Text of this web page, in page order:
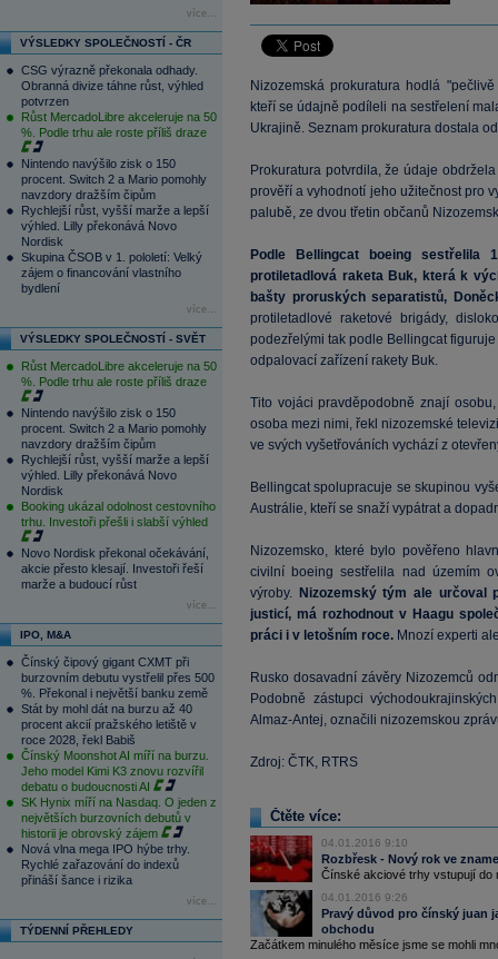
více...
VÝSLEDKY SPOLEČNOSTÍ - ČR
CSG výrazně překonala odhady.
Obranná divize táhne růst, výhled
potvrzen
Růst MercadoLibre akceleruje na 50
%. Podle trhu ale roste příliš draze
Nintendo navýšilo zisk o 150
procent. Switch 2 a Mario pomohly
navzdory dražším čipům
Rychlejší růst, vyšší marže a lepší
výhled. Lilly překonává Novo
Nordisk
Skupina ČSOB v 1. pololetí: Velký
zájem o financování vlastního
bydlení
více...
VÝSLEDKY SPOLEČNOSTÍ - SVĚT
Růst MercadoLibre akceleruje na 50
%. Podle trhu ale roste příliš draze
Nintendo navýšilo zisk o 150
procent. Switch 2 a Mario pomohly
navzdory dražším čipům
Rychlejší růst, vyšší marže a lepší
výhled. Lilly překonává Novo
Nordisk
Booking ukázal odolnost cestovního
trhu. Investoři přešli i slabší výhled
Novo Nordisk překonal očekávání,
akcie přesto klesají. Investoři řeší
marže a budoucí růst
více...
IPO, M&A
Čínský čipový gigant CXMT při
burzovním debutu vystřelil přes 500
%. Překonal i největší banku země
Stát by mohl dát na burzu až 40
procent akcií pražského letiště v
roce 2028, řekl Babiš
Čínský Moonshot AI míří na burzu.
Jeho model Kimi K3 znovu rozvířil
debatu o budoucnosti AI
SK Hynix míří na Nasdaq. O jeden z
největších burzovních debutů v
historii je obrovský zájem
Nová vlna mega IPO hýbe trhy.
Rychlé zařazování do indexů
přináší šance i rizika
více...
TÝDENNÍ PŘEHLEDY
Nizozemská prokuratura hodlá
kteří se údajně podíleli na sestřelení
Ukrajině. Seznam prokuratura dostala
Prokuratura potvrdila, že údaje
prověří a vyhodnotí jeho užitečnost pro
palubě, ze dvou třetin občanů
Podle Bellingcat boeing sestřelila
protiletadlová raketa Buk, která k
bašty proruských separatistů,
protiletadlové raketové brigády,
podezřelými tak podle Bellingcat
odpalovací zařízení rakety Buk.
Tito vojáci pravděpodobně znají
osoba mezi nimi, řekl nizozemské
ve svých vyšetřováních vychází z
Bellingcat spolupracuje se skupinou
Austrálie, kteří se snaží vypátrat a
Nizozemsko, které bylo pověřeno
civilní boeing sestřelila nad územím
výroby. Nizozemský tým ale určoval
justicí, má rozhodnout v Haagu
práci i v letošním roce. Mnozí experti
Rusko dosavadní závěry Nizozemců
Podobně zástupci
Almaz-Antej, označili nizozemskou
Zdroj: ČTK, RTRS
Čtěte více:
04.01.2016 9:10
Rozbřesk - Nový rok ve
Čínské akciové trhy vstupují do
04.01.2016 9:26
Pravý důvod pro čínský juan
obchodu
Začátkem minulého měsíce jsme se mohli